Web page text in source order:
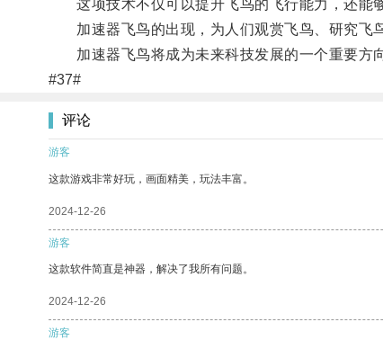
这项技术不仅可以提升飞鸟的飞行能力，还能
加速器飞鸟的出现，为人们观赏飞鸟、研究飞鸟
加速器飞鸟将成为未来科技发展的一个重要方
#37#
评论
游客
这款游戏非常好玩，画面精美，玩法丰富。
2024-12-26
游客
这款软件简直是神器，解决了我所有问题。
2024-12-26
游客